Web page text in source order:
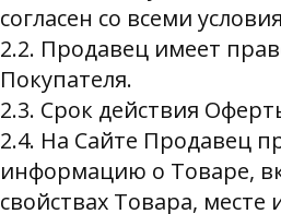
согласен со всеми
2.2. Продавец имеет
Покупателя.
2.3. Срок действия
2.4. На Сайте Продавец
информацию о Товаре,
свойствах Товара,